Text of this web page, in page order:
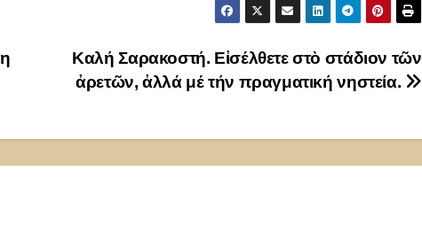
Καλή Σαρακοστή. Εἰσέλθετε στὸ στάδιον τῶν
ἀρετῶν, ἀλλά μέ τήν πραγματική νηστεία.